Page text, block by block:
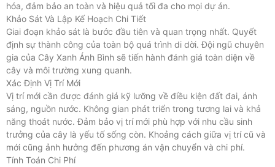
hóa, đảm bảo an toàn và hiệu quả tối đa cho mọi dự án.
Khảo Sát Và Lập Kế Hoạch Chi Tiết
Giai đoạn khảo sát là bước đầu tiên và quan trọng nhất. Quyết
định sự thành công của toàn bộ quá trình di dời. Đội ngũ chuyên
gia của Cây Xanh Ánh Bình sẽ tiến hành đánh giá toàn diện về
cây và môi trường xung quanh.
Xác Định Vị Trí Mới
Vị trí mới cần được đánh giá kỹ lưỡng về điều kiện đất đai, ánh
sáng, nguồn nước. Không gian phát triển trong tương lai và khả
năng thoát nước. Đảm bảo vị trí mới phù hợp với nhu cầu sinh
trưởng của cây là yếu tố sống còn. Khoảng cách giữa vị trí cũ và
mới cũng ảnh hưởng đến phương án vận chuyển và chi phí.
Tính Toán Chi Phí